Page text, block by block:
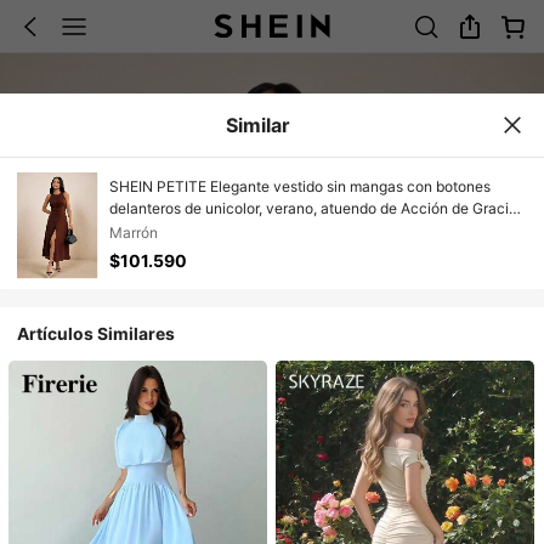
Similar
SHEIN PETITE Elegante vestido sin mangas con botones
delanteros de unicolor, verano, atuendo de Acción de Gracias
para mujeres, vestido marrón, vestidos de noche de lujo para
damas, mujeres de talla pequeña
Marrón
$101.590
Artículos Similares